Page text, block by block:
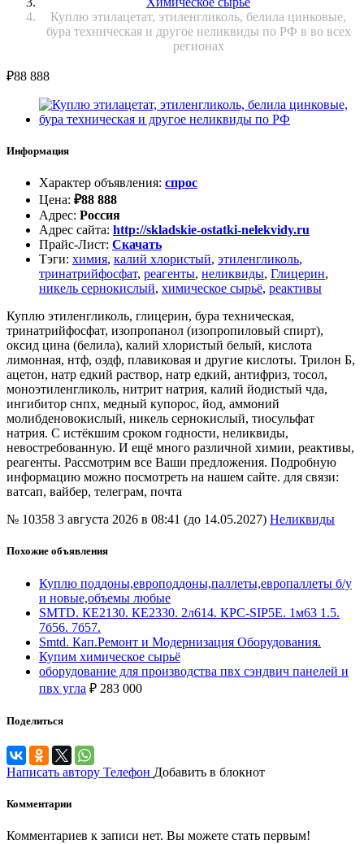
Куплю этилацетат, этиленгликоль, белила цинковые,
бура техническая и другое неликвиды по РФ в во всех
регионах
₽88 888
Информация
Характер объявления: спрос
Цена: ₽88 888
Адрес: Россия
Адрес сайта: http://skladskie-ostatki-nelekvidy.ru
Прайс-Лист: Скачать
Тэги: химия, калий хлористый, этиленгликоль,
тринатрийфосфат, реагенты, неликвиды, Глицерин,
никель сернокислый, химическое сырьё, реактивы
Куплю этиленгликоль, глицерин, бура техническая,
тринатрийфосфат, изопропанол (изопропиловый спирт),
оксид цина (белила), калий хлористый белый, кислота
лимонная, нтф, оэдф, плавиковая и другие кислоты. Трилон Б,
ацетон, натр едкий раствор, натр едкий, антифриз, тосол,
моноэтиленгликоль, нитрит натрия, калий йодистый чда,
ингибитор снпх, медный купорос, йод, аммоний
молибденовокислый, никель сернокислый, тиосульфат
натрия. С истёкшим сроком годности, неликвиды,
невостребованную. И ещё много различной химии, реактивы,
реагенты. Рассмотрим все Ваши предложения. Подробную
информацию можно посмотреть на нашем сайте. для связи:
ватсап, вайбер, телеграм, почта
№ 10358 3 августа 2026 в 08:41 (до 14.05.2027) Неликвиды
Похожие объявления
Куплю поддоны,европоддоны,паллеты,европаллеты б/у
и новые,объемы любые
SMTD. КЕ2130. КЕ2330. 2л614. КРС-SIP5E. 1м63 1.5.
7б56. 7б57.
Smtd. Кап.Ремонт и Модернизация Оборудования.
Купим химическое сырьё
оборудование для производства пвх сэндвич панелей и
пвх угла ₽ 283 000
Поделиться
Написать автору Телефон Добавить в блокнот
Комментарии
Комментариев к записи нет. Вы можете стать первым!